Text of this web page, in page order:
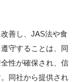
善し、JAS法や食
守することは、同
性が確保され、信
同社から提供され